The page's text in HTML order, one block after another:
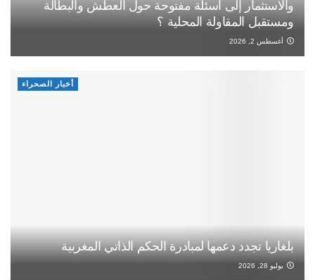
والاستثمار إلى أسئلة مفتوحة حول العطش والبطالة
ومستقبل المقاولة المحلية ؟
أغسطس 2, 2026
أخبار الصحراء
بلغاريا تجدد دعمها لمبادرة الحكم الذاتي المغربية
يوليو 28, 2026